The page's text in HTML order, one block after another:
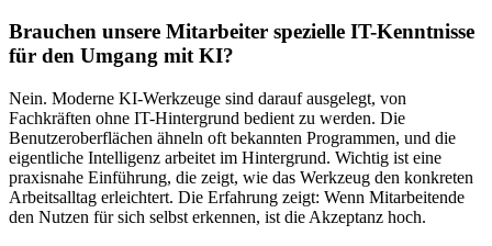
Brauchen unsere Mitarbeiter spezielle IT-Kenntnisse
für den Umgang mit KI?
Nein. Moderne KI-Werkzeuge sind darauf ausgelegt, von
Fachkräften ohne IT-Hintergrund bedient zu werden. Die
Benutzeroberflächen ähneln oft bekannten Programmen, und die
eigentliche Intelligenz arbeitet im Hintergrund. Wichtig ist eine
praxisnahe Einführung, die zeigt, wie das Werkzeug den konkreten
Arbeitsalltag erleichtert. Die Erfahrung zeigt: Wenn Mitarbeitende
den Nutzen für sich selbst erkennen, ist die Akzeptanz hoch.